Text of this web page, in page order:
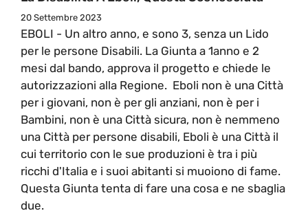
20 Settembre 2023
EBOLI - Un altro anno, e sono 3, senza un Lido
per le persone Disabili. La Giunta a 1anno e 2
mesi dal bando, approva il progetto e chiede le
autorizzazioni alla Regione. Eboli non è una Città
per i giovani, non è per gli anziani, non è per i
Bambini, non è una Città sicura, non è nemmeno
una Città per persone disabili, Eboli è una Città il
cui territorio con le sue produzioni è tra i più
ricchi d'Italia e i suoi abitanti si muoiono di fame.
Questa Giunta tenta di fare una cosa e ne sbaglia
due.